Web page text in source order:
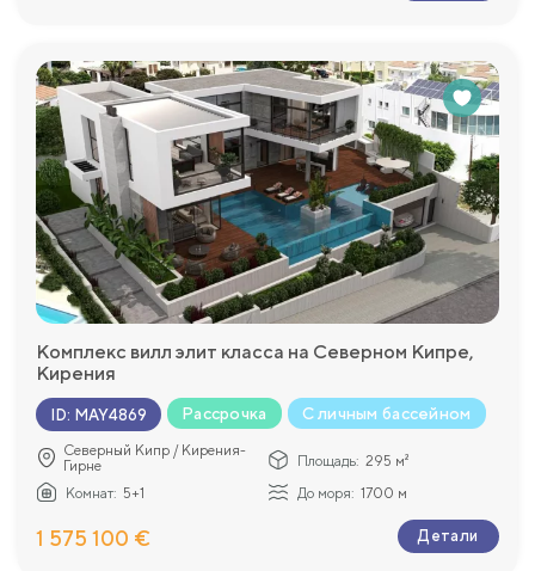
Комплекс вилл элит класса на Северном Кипре,
Кирения
ID: MAY4869 Рассрочка С личным бассейном
Северный Кипр / Кирения-
Гирне
Площадь: 295 м²
Комнат: 5+1 До моря: 1700 м
1 575 100 € Детали